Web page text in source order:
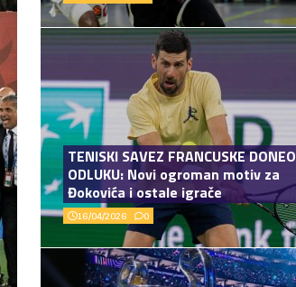
TENISKI SAVEZ FRANCUSKE DONEO
ODLUKU: Novi ogroman motiv za
Đokovića i ostale igrače
16/04/2026 0